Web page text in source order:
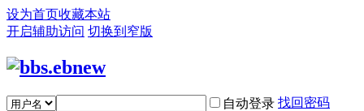
设为首页收藏本站
开启辅助访问 切换到窄版
自动登录 找回密码